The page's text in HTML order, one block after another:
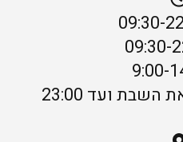
ועד 23:00